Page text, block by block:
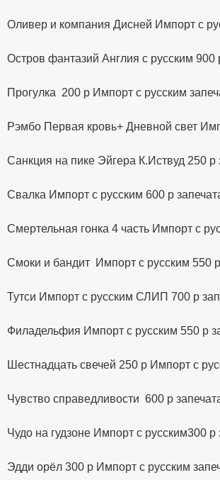
Оливер и компания Дисней Импорт с
Остров фантазий Англия с русским 900
Прогулка 200 р Импорт с русским
Рэмбо Первая кровь+ Дневной свет
Санкция на пике Эйгера К.Иствуд 250 р
Свалка Импорт с русским 600 р
Смертельная гонка 4 часть Импорт с
Смоки и бандит Импорт с русским 550 р
Тутси Импорт с русским СЛИП 700 р
Филадельфия Импорт с русским 550 р
Шестнадцать свечей 250 р Импорт с
Чувство справедливости 600 р
Чудо на гудзоне Импорт с русским300 р
Эдди орёл 300 р Импорт с русским